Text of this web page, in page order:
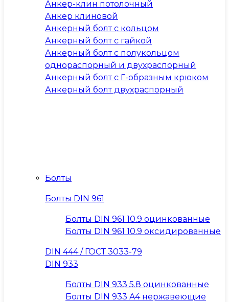
Анкер-клин потолочный
Анкер клиновой
Анкерный болт с кольцом
Анкерный болт с гайкой
Анкерный болт с полукольцом
однораспорный и двухраспорный
Анкерный болт с Г-образным крюком
Анкерный болт двухраспорный
Болты
Болты DIN 961
Болты DIN 961 10.9 оцинкованные
Болты DIN 961 10.9 оксидированные
DIN 444 / ГОСТ 3033-79
DIN 933
Болты DIN 933 5.8 оцинкованные
Болты DIN 933 A4 нержавеющие